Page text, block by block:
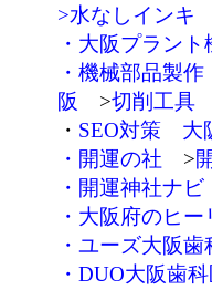
>水なしインキ
・ 大阪プラント
・ 機械部品製
阪
>切削工具
・ SEO対策 大
・ 開運の社 >
・ 開運神社ナビ
・ 大阪府のヒー
・ ユーズ大阪歯
・ DUO大阪歯